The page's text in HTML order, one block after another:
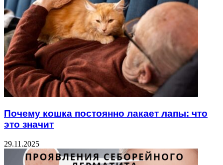
Почему кошка постоянно лакает лапы: что
это значит
29.11.2025